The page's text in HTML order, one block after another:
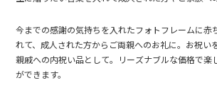
今までの感謝の気持ちを入れたフォトフレームに赤
れて、成人された方からご両親へのお礼に。お祝い
親戚への内祝い品として。リーズナブルな価格で楽
ができます。